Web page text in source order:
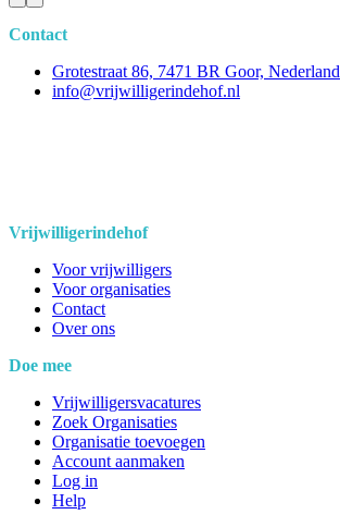
Contact
Grotestraat 86, 7471 BR Goor, Nederland
info@vrijwilligerindehof.nl
Vrijwilligerindehof
Voor vrijwilligers
Voor organisaties
Contact
Over ons
Doe mee
Vrijwilligersvacatures
Zoek Organisaties
Organisatie toevoegen
Account aanmaken
Log in
Help